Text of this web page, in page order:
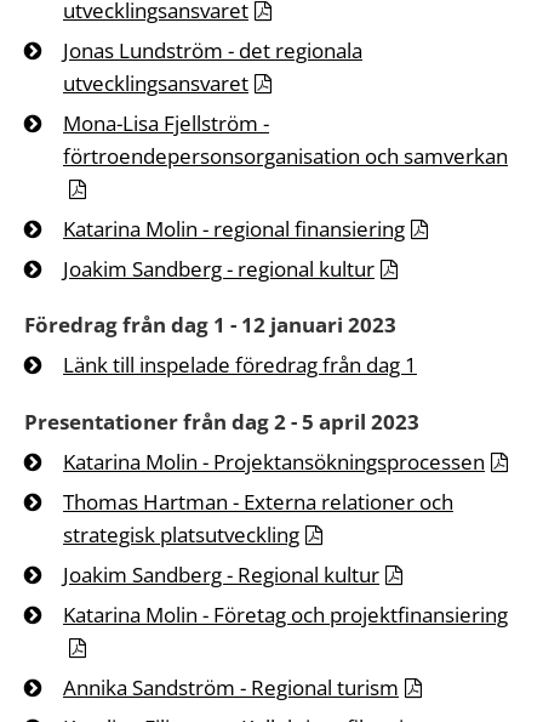
utvecklingsansvaret
Jonas Lundström - det regionala
utvecklingsansvaret
Mona-Lisa Fjellström -
förtroendepersonsorganisation och samverkan
Katarina Molin - regional finansiering
Joakim Sandberg - regional kultur
Föredrag från dag 1 - 12 januari 2023
Länk till inspelade föredrag från dag 1
Presentationer från dag 2 - 5 april 2023
Katarina Molin - Projektansökningsprocessen
Thomas Hartman - Externa relationer och
strategisk platsutveckling
Joakim Sandberg - Regional kultur
Katarina Molin - Företag och projektfinansiering
Annika Sandström - Regional turism